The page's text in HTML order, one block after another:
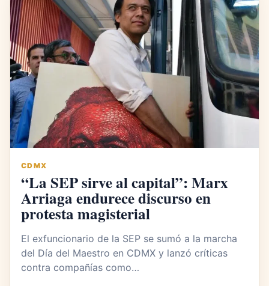
CDMX
“La SEP sirve al capital”: Marx
Arriaga endurece discurso en
protesta magisterial
El exfuncionario de la SEP se sumó a la marcha
del Día del Maestro en CDMX y lanzó críticas
contra compañías como…